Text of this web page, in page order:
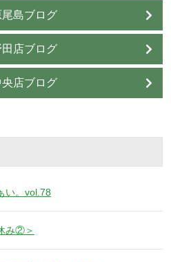
尾島ブログ
田店ブログ
店ブログ
い。vol.78
み②＞